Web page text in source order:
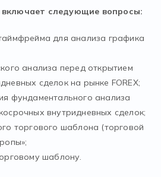
следующие вопросы:
для анализа графика
анализа перед открытием
сделок на рынке FOREX;
фундаментального анализа
внутридневных сделок;
торгового шаблона (торговой
шаблону.